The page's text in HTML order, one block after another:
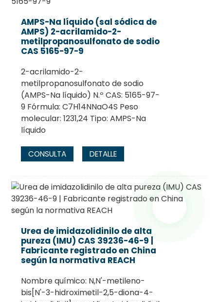
AMPS-Na líquido (sal sódica de
AMPS) 2-acrilamido-2-
metilpropanosulfonato de sodio
CAS 5165-97-9
2-acrilamido-2-
metilpropanosulfonato de sodio
(AMPS-Na líquido) N.º CAS: 5165-97-
9 Fórmula: C7H14NNaO4S Peso
molecular: 1231,24 Tipo: AMPS-Na
líquido
CONSULTA DETALLE
Urea de imidazolidinilo de alta
pureza (IMU) CAS 39236-46-9 |
Fabricante registrado en China
según la normativa REACH
Nombre químico: N,N'-metileno-
bis[N'-3-hidroximetil-2,5-diona-4-